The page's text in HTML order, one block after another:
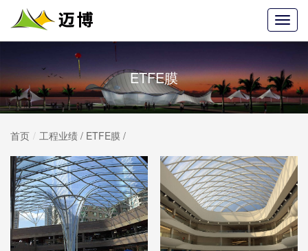
ETFE膜
首页 工程业绩 / ETFE膜 /